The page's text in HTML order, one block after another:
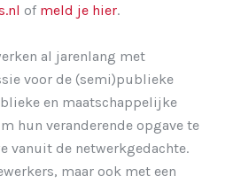
of meld je hier.
al jarenlang met
voor de (semi)publieke
en maatschappelijke
hun veranderende opgave te
vanuit de netwerkgedachte.
maar ook met een